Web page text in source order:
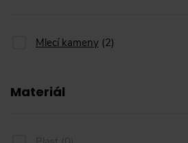
Mlecí kameny (2)
Materiál